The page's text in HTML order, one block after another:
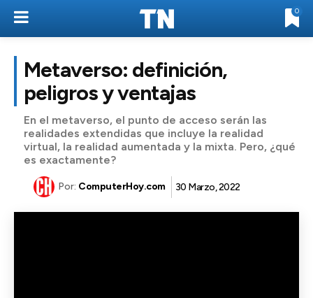
0
Metaverso: definición,
peligros y ventajas
En el metaverso, el punto de acceso serán las
realidades extendidas que incluye la realidad
virtual, la realidad aumentada y la mixta. Pero, ¿qué
es exactamente?
Por: ComputerHoy.com 30 Marzo, 2022